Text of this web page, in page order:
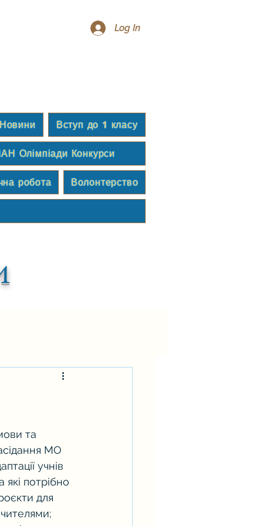
Log In
Новини Вступ до 1 класу
Олімпіади Конкурси
робота Волонтерство
та
МО
учнів
потрібно
для